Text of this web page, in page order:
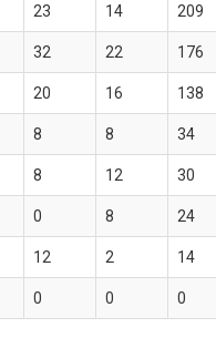
23 14 209
32 22 176
20 16 138
8 8 34
8 12 30
0 8 24
12 2 14
0 0 0